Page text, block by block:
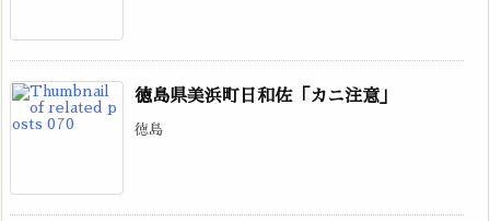
徳島県美浜町日和佐「カニ注意」
徳島